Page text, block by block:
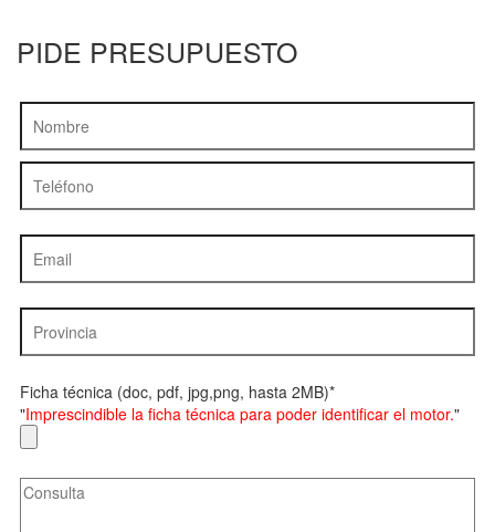
PIDE PRESUPUESTO
Ficha técnica (doc, pdf, jpg,png, hasta 2MB)*
"Imprescindible la ficha técnica para poder identificar el motor."